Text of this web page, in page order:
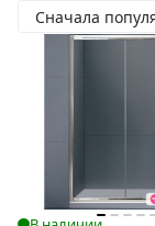
Сначала